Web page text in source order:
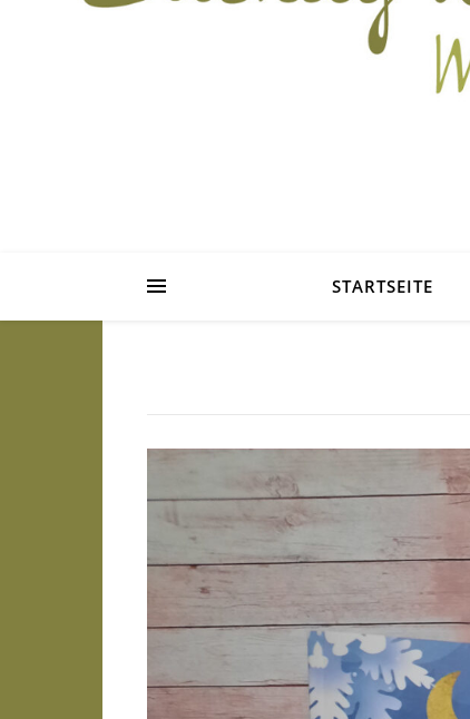
STARTSEITE